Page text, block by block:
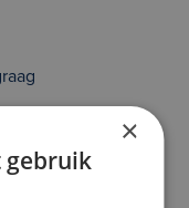
of de uitvoering van
tot het aangaan van een
zijn. Heb je hier vragen
×
gebruik